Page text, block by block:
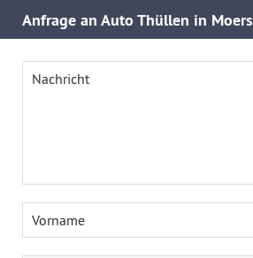
Anfrage an Auto Thüllen in Moers
Nachricht
Vorname